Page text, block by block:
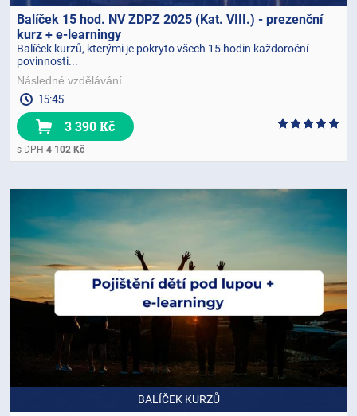
Balíček 15 hod. NV ZDPZ 2025 (Kat. VIII.) - prezenční
kurz + e-learningy
Balíček kurzů, kterými je pokryto všech 15 hodin každoroční
povinnosti...
Následné vzdělávání
15:45
3 390 Kč
s DPH 4 102 Kč
BALÍČEK KURZŮ